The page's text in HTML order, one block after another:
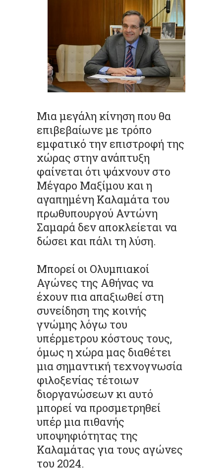
Μια μεγάλη κίνηση που θα
επιβεβαίωνε με τρόπο
εμφατικό την επιστροφή της
χώρας στην ανάπτυξη
φαίνεται ότι ψάχνουν στο
Μέγαρο Μαξίμου και η
αγαπημένη Καλαμάτα του
πρωθυπουργού Αντώνη
Σαμαρά δεν αποκλείεται να
δώσει και πάλι τη λύση.
Μπορεί οι Ολυμπιακοί
Αγώνες της Αθήνας να
έχουν πια απαξιωθεί στη
συνείδηση της κοινής
γνώμης λόγω του
υπέρμετρου κόστους τους,
όμως η χώρα μας διαθέτει
μια σημαντική τεχνογνωσία
φιλοξενίας τέτοιων
διοργανώσεων κι αυτό
μπορεί να προσμετρηθεί
υπέρ μια πιθανής
υποψηφιότητας της
Καλαμάτας για τους αγώνες
του 2024.